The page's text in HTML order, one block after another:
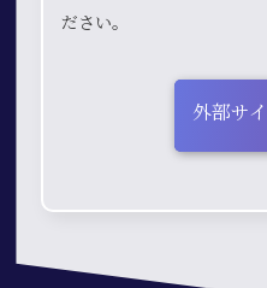
ださい。
外部サ